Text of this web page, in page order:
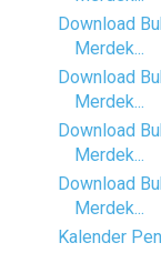
Download
Merdek...
Download
Merdek...
Download
Merdek...
Download
Merdek...
Kalender